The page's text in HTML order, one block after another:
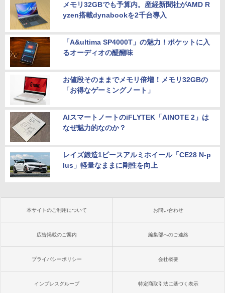
メモリ32GBでも予算内。産経新聞社がAMD R
yzen搭載dynabookを2千台導入
「A&ultima SP4000T」の魅力！ポケットに入
るオーディオの醍醐味
お値段そのままでメモリ倍増！メモリ32GBの
「お得なゲーミングノート」
AIスマートノートのiFLYTEK「AINOTE 2」は
なぜ魅力的なのか？
レイズ鍛造1ピースアルミホイール「CE28 N-p
lus」軽量なままに剛性を向上
本サイトのご利用について お問い合わせ
広告掲載のご案内 編集部へのご連絡
プライバシーポリシー 会社概要
インプレスグループ 特定商取引法に基づく表示